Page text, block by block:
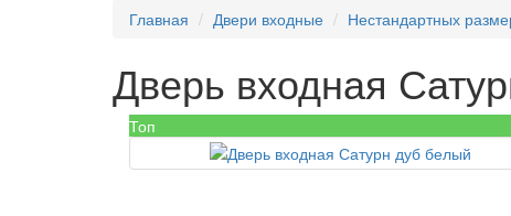
Главная Двери входные Нестандартных
Дверь входная
Топ